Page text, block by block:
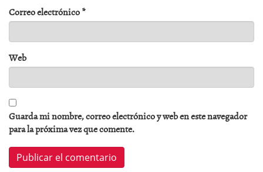
Correo electrónico*
Web
Guarda mi nombre, correo electrónico y web en este navegador
para la próxima vez que comente.